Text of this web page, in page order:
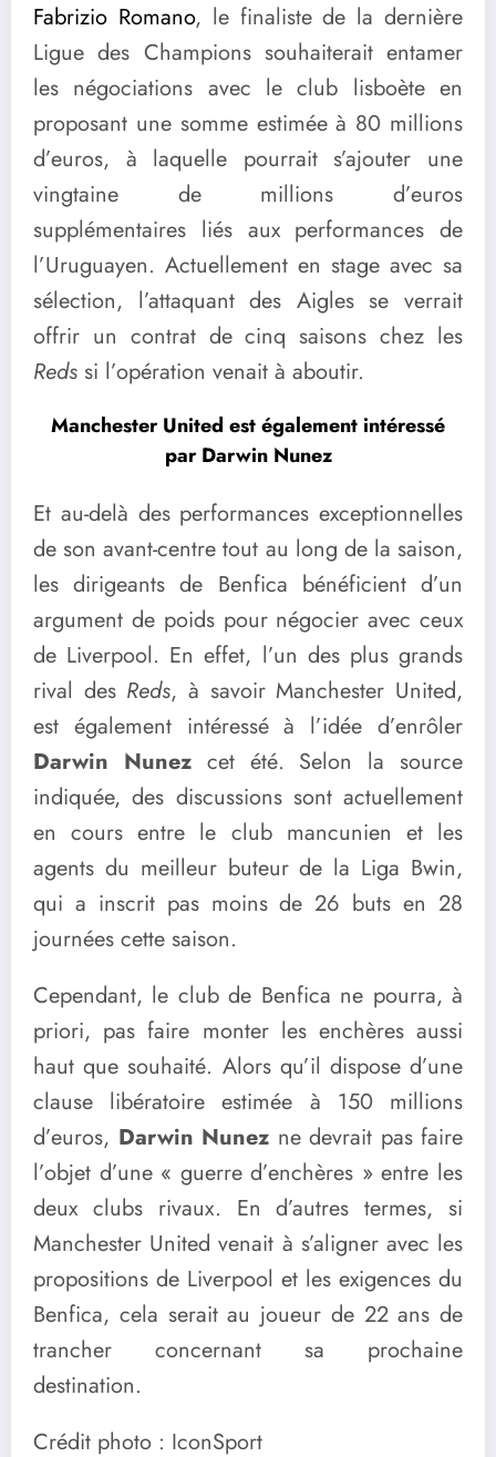
Fabrizio Romano, le finaliste de la dernière
Ligue des Champions souhaiterait entamer
les négociations avec le club lisboète en
proposant une somme estimée à 80 millions
d’euros, à laquelle pourrait s’ajouter une
vingtaine de millions d’euros
supplémentaires liés aux performances de
l’Uruguayen. Actuellement en stage avec sa
sélection, l’attaquant des Aigles se verrait
offrir un contrat de cinq saisons chez les
Reds si l’opération venait à aboutir.
Manchester United est également intéressé
par Darwin Nunez
Et au-delà des performances exceptionnelles
de son avant-centre tout au long de la saison,
les dirigeants de Benfica bénéficient d’un
argument de poids pour négocier avec ceux
de Liverpool. En effet, l’un des plus grands
rival des Reds, à savoir Manchester United,
est également intéressé à l’idée d’enrôler
Darwin Nunezcet été. Selon la source
indiquée, des discussions sont actuellement
en cours entre le club mancunien et les
agents du meilleur buteur de la Liga Bwin,
qui a inscrit pas moins de 26 buts en 28
journées cette saison.
Cependant, le club de Benfica ne pourra, à
priori, pas faire monter les enchères aussi
haut que souhaité. Alors qu’il dispose d’une
clause libératoire estimée à 150 millions
d’euros, Darwin Nunez ne devrait pas faire
l’objet d’une « guerre d’enchères » entre les
deux clubs rivaux. En d’autres termes, si
Manchester United venait à s’aligner avec les
propositions de Liverpool et les exigences du
Benfica, cela serait au joueur de 22 ans de
trancher concernant sa prochaine
destination.
Crédit photo : IconSport